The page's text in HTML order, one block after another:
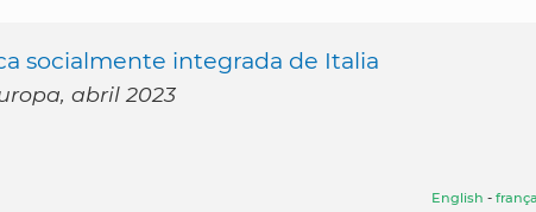
socialmente integrada de Italia
abril 2023
English -